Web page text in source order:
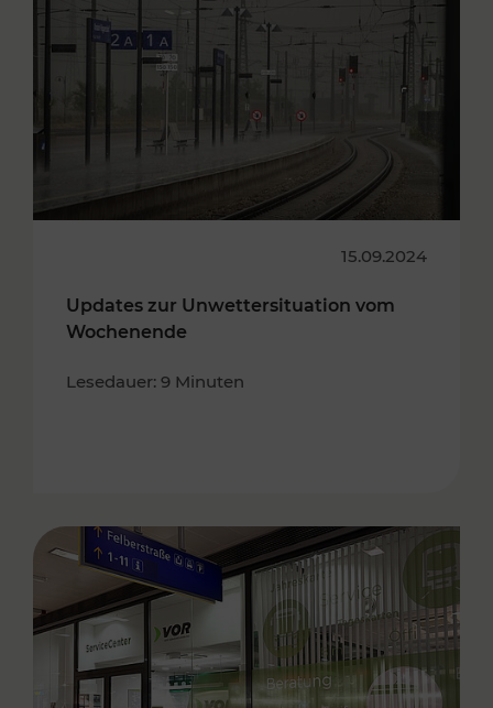
15.09.2024
Updates zur Unwettersituation vom
Wochenende
Lesedauer: 9 Minuten